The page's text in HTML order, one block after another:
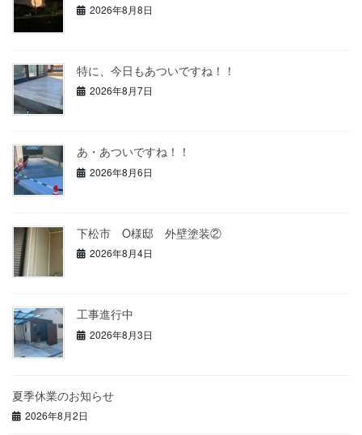
2026年8月8日
特に、今日もあついですね！！
2026年8月7日
あ・あついですね！！
2026年8月6日
下松市 O様邸 外壁塗装②
2026年8月4日
工事進行中
2026年8月3日
夏季休業のお知らせ
2026年8月2日